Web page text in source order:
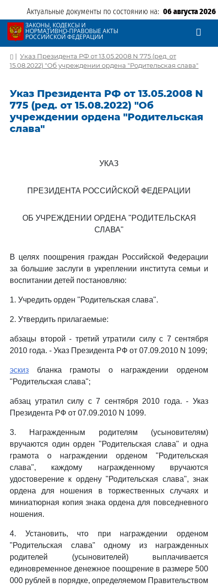
Актуальные документы по состоянию на: 06 августа 2026
ЗАКОНЫ, КОДЕКСЫ И
НОРМАТИВНО-ПРАВОВЫЕ АКТЫ
РОССИЙСКОЙ ФЕДЕРАЦИИ
| Указ Президента РФ от 13.05.2008 N 775 (ред. от
15.08.2022) "Об учреждении ордена "Родительская слава"
Указ Президента РФ от 13.05.2008 N
775 (ред. от 15.08.2022) "Об
учреждении ордена "Родительская
слава"
УКАЗ
ПРЕЗИДЕНТА РОССИЙСКОЙ ФЕДЕРАЦИИ
ОБ УЧРЕЖДЕНИИ ОРДЕНА "РОДИТЕЛЬСКАЯ
СЛАВА"
В целях поощрения граждан Российской Федерации
за большие заслуги в укреплении института семьи и
воспитании детей постановляю:
1. Учредить орден "Родительская слава".
2. Утвердить прилагаемые:
абзацы второй - третий утратили силу с 7 сентября
2010 года. - Указ Президента РФ от 07.09.2010 N 1099;
эскиз бланка грамоты о награждении орденом
"Родительская слава";
абзац утратил силу с 7 сентября 2010 года. - Указ
Президента РФ от 07.09.2010 N 1099.
3. Награжденным родителям (усыновителям)
вручаются один орден "Родительская слава" и одна
грамота о награждении орденом "Родительская
слава", каждому награжденному вручаются
удостоверение к ордену "Родительская слава", знак
ордена для ношения в торжественных случаях и
миниатюрная копия знака ордена для повседневного
ношения.
4. Установить, что при награждении орденом
"Родительская слава" одному из награжденных
родителей (усыновителей) выплачивается
единовременное денежное поощрение в размере 500
000 рублей в порядке, определяемом Правительством